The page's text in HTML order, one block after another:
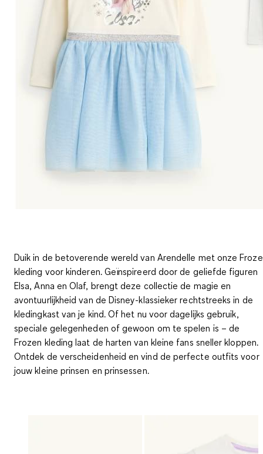
Duik in de betoverende wereld van Arendelle met onze
kleding voor kinderen. Geïnspireerd door de geliefde figuren
Elsa, Anna en Olaf, brengt deze collectie de magie en
avontuurlijkheid van de Disney-klassieker rechtstreeks in de
kledingkast van je kind. Of het nu voor dagelijks gebruik,
speciale gelegenheden of gewoon om te spelen is – de
Frozen kleding laat de harten van kleine fans sneller kloppen.
Ontdek de verscheidenheid en vind de perfecte outfits voor
jouw kleine prinsen en prinsessen.